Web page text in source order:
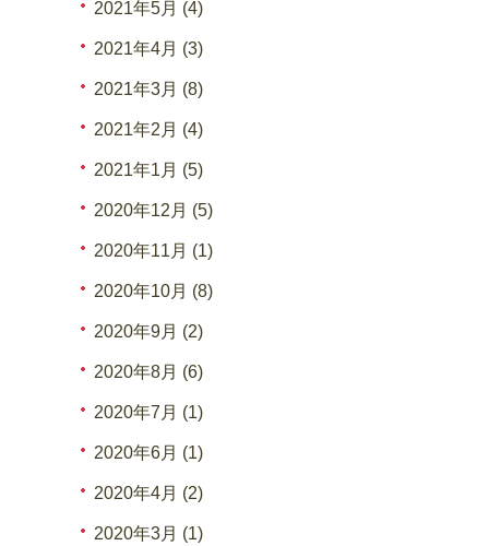
2021年5月 (4)
2021年4月 (3)
2021年3月 (8)
2021年2月 (4)
2021年1月 (5)
2020年12月 (5)
2020年11月 (1)
2020年10月 (8)
2020年9月 (2)
2020年8月 (6)
2020年7月 (1)
2020年6月 (1)
2020年4月 (2)
2020年3月 (1)